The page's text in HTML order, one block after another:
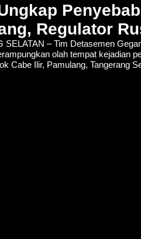
Regulator
SELATAN – Tim Detasemen
olah tempat kejadian
Cabe Ilir, Pamulang, Tangerang